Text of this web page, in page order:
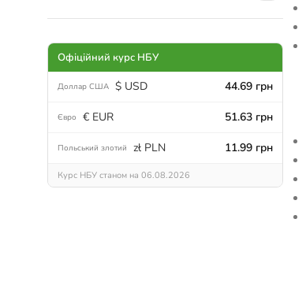
Офіційний курс НБУ
Доллар США $ USD 44.69 грн
Євро € EUR 51.63 грн
Польський злотий zł PLN 11.99 грн
Курс НБУ станом на 06.08.2026